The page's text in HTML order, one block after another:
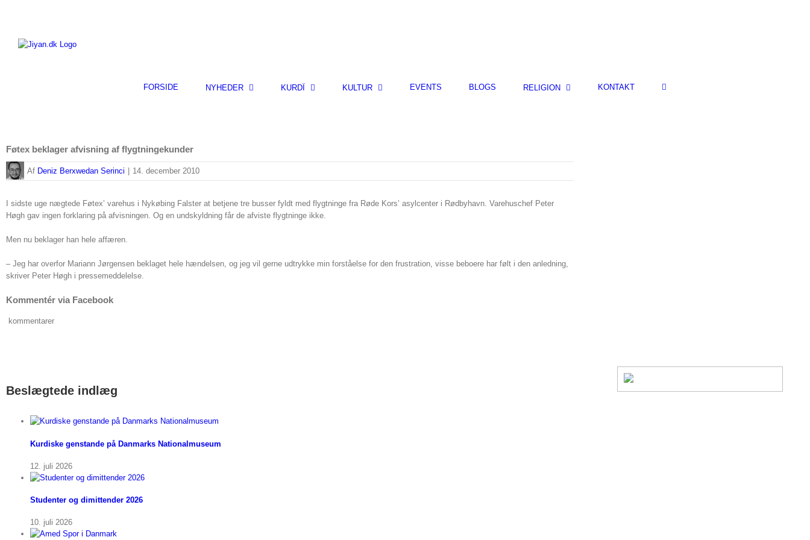
FORSIDE NYHEDER KURDÎ KULTUR EVENTS BLOGS RELIGION KONTAKT
Føtex beklager afvisning af flygtningekunder
By Deniz Berxwedan Serinci 14. december 2010
I sidste uge nægtede Føtex’ varehus i Nykøbing Falster at betjene tre busser fyldt med flygtninge fra Røde Kors’ asylcenter i Rødbyhavn. Varehuschef Peter
Høgh gav ingen forklaring på afvisningen. Og en undskyldning får de afviste flygtninge ikke.
Men nu beklager han hele affæren.
– Jeg har overfor Mariann Jørgensen beklaget hele hændelsen, og jeg vil gerne udtrykke min forståelse for den frustration, visse beboere har følt i den anledning,
skriver Peter Høgh i pressemeddelelse.
Kommentér via Facebook
kommentarer
Beslægtede indlæg
Kurdiske genstande på Danmarks Nationalmuseum
12. juli 2026
Studenter og dimittender 2026
10. juli 2026